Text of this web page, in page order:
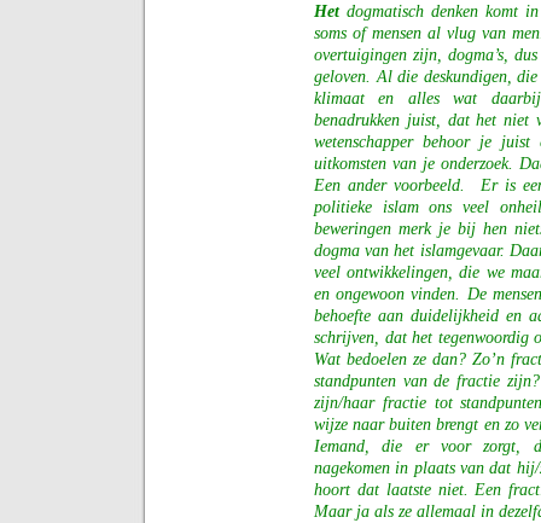
Hetdogmatisch denken komt
soms of mensen al vlug van
overtuigingen zijn, dogma’s,
geloven. Al die deskundigen,
klimaat en alles wat
benadrukken juist, dat het niet
wetenschapper behoor je
uitkomsten van je onderzoek.
Een ander voorbeeld.
Er is
politieke islam ons veel
beweringen merk je bij hen
dogma van het islamgevaar.
veel ontwikkelingen, die we
en ongewoon vinden. De
behoefte aan duidelijkheid en
schrijven, dat het tegenwoordig
Wat bedoelen ze dan? Zo’n
standpunten van de fractie
zijn/haar fractie tot
wijze naar buiten brengt en zo
Iemand, die er voor zorgt,
nagekomen in plaats van dat
hoort dat laatste niet. Een
Maar ja als ze allemaal in